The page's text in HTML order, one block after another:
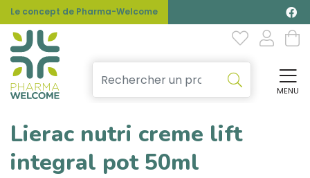
Le concept de Pharma-Welcome
MENU
Lierac nutri creme lift
integral pot 50ml